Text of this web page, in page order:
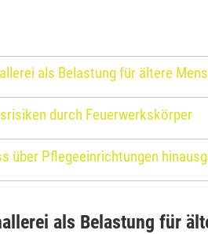
als Belastung für ältere
durch Feuerwerkskörper
über Pflegeeinrichtungen
als Belastung für